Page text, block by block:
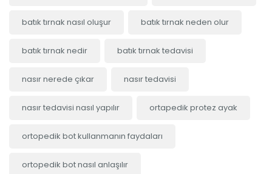
batık tırnak nasıl oluşur batık tırnak neden olur
batık tırnak nedir batık tırnak tedavisi
nasır nerede çıkar nasır tedavisi
nasır tedavisi nasıl yapılır ortapedik protez ayak
ortopedik bot kullanmanın faydaları
ortopedik bot nasıl anlaşılır